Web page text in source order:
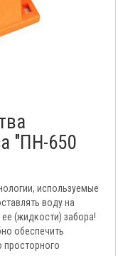
"ПН-650
используемые
воду на
(жидкости) забора!
обеспечить